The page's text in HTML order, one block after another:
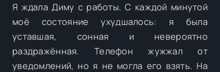
Я ждала Диму с работы. С каждой минутой
моё состояние ухудшалось: я была
уставшая, сонная и невероятно
раздражённая. Телефон жужжал от
уведомлений, но я не могла его взять. На